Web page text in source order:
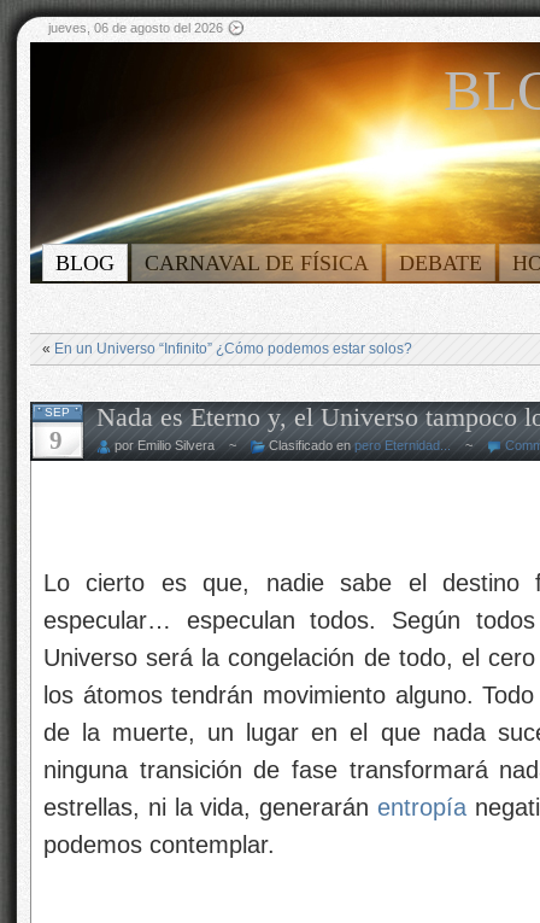
jueves, 06 de agosto del 2026
BLOG CARNAVAL DE FÍSICA DEBATE
« En un Universo “Infinito” ¿Cómo podemos estar solos?
SEP
9
Nada es Eterno y, el Universo tampoco
por Emilio Silvera ~ Clasificado en pero Eternidad... ~
Lo cierto es que, nadie sabe el destino
especular… especulan todos. Según
Universo será la congelación de todo, el
los átomos tendrán movimiento alguno.
de la muerte, un lugar en el que nada
ninguna transición de fase transformará
estrellas, ni la vida, generarán entropía
podemos contemplar.